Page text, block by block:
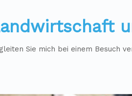
Sie mich bei einem Besuch